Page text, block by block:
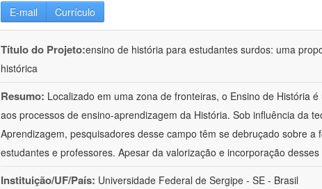
E-mail Currículo
Título do Projeto:ensino de história para estudantes surdos: uma
histórica
Resumo: Localizado em uma zona de fronteiras, o Ensino de História
aos processos de ensino-aprendizagem da História. Sob influência da
Aprendizagem, pesquisadores desse campo têm se debruçado sobre a
estudantes e professores. Apesar da valorização e incorporação desses
Instituição/UF/País: Universidade Federal de Sergipe - SE - Brasil